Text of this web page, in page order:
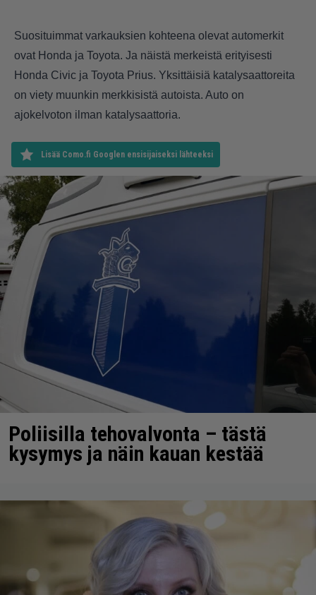
Suosituimmat varkauksien kohteena olevat automerkit
ovat Honda ja Toyota. Ja näistä merkeistä erityisesti
Honda Civic ja Toyota Prius. Yksittäisiä katalysaattoreita
on viety muunkin merkkisistä autoista. Auto on
ajokelvoton ilman katalysaattoria.
Lisää Como.fi Googlen ensisijaiseksi lähteeksi
Poliisilla tehovalvonta – tästä
kysymys ja näin kauan kestää